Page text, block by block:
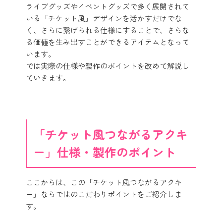
ライブグッズやイベントグッズで多く展開されて
いる「チケット風」デザインを活かすだけでな
く、さらに繋げられる仕様にすることで、さらな
る価値を生み出すことができるアイテムとなって
います。
では実際の仕様や製作のポイントを改めて解説し
ていきます。
「チケット風つながるアクキ
ー」仕様・製作のポイント
ここからは、この「チケット風つながるアクキ
ー」ならではのこだわりポイントをご紹介しま
す。